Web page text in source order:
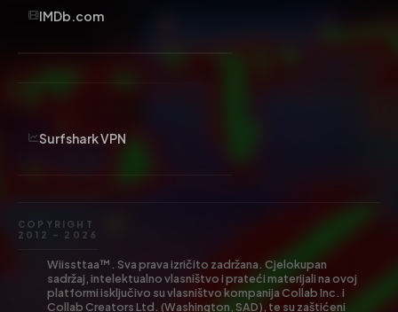
IMDb.com
Surfshark VPN
COPYRIGHT
2012 – 2026
Wiissttaa™. Sva prava izričito zadržana. Cjelokupan
sadržaj, intelektualno vlasništvo i prateći materijali na ovoj
platformi isključivo su vlasništvo kompanija Collab Inc. i
Collab Creators Ltd. (Washington, SAD), te su zaštićeni